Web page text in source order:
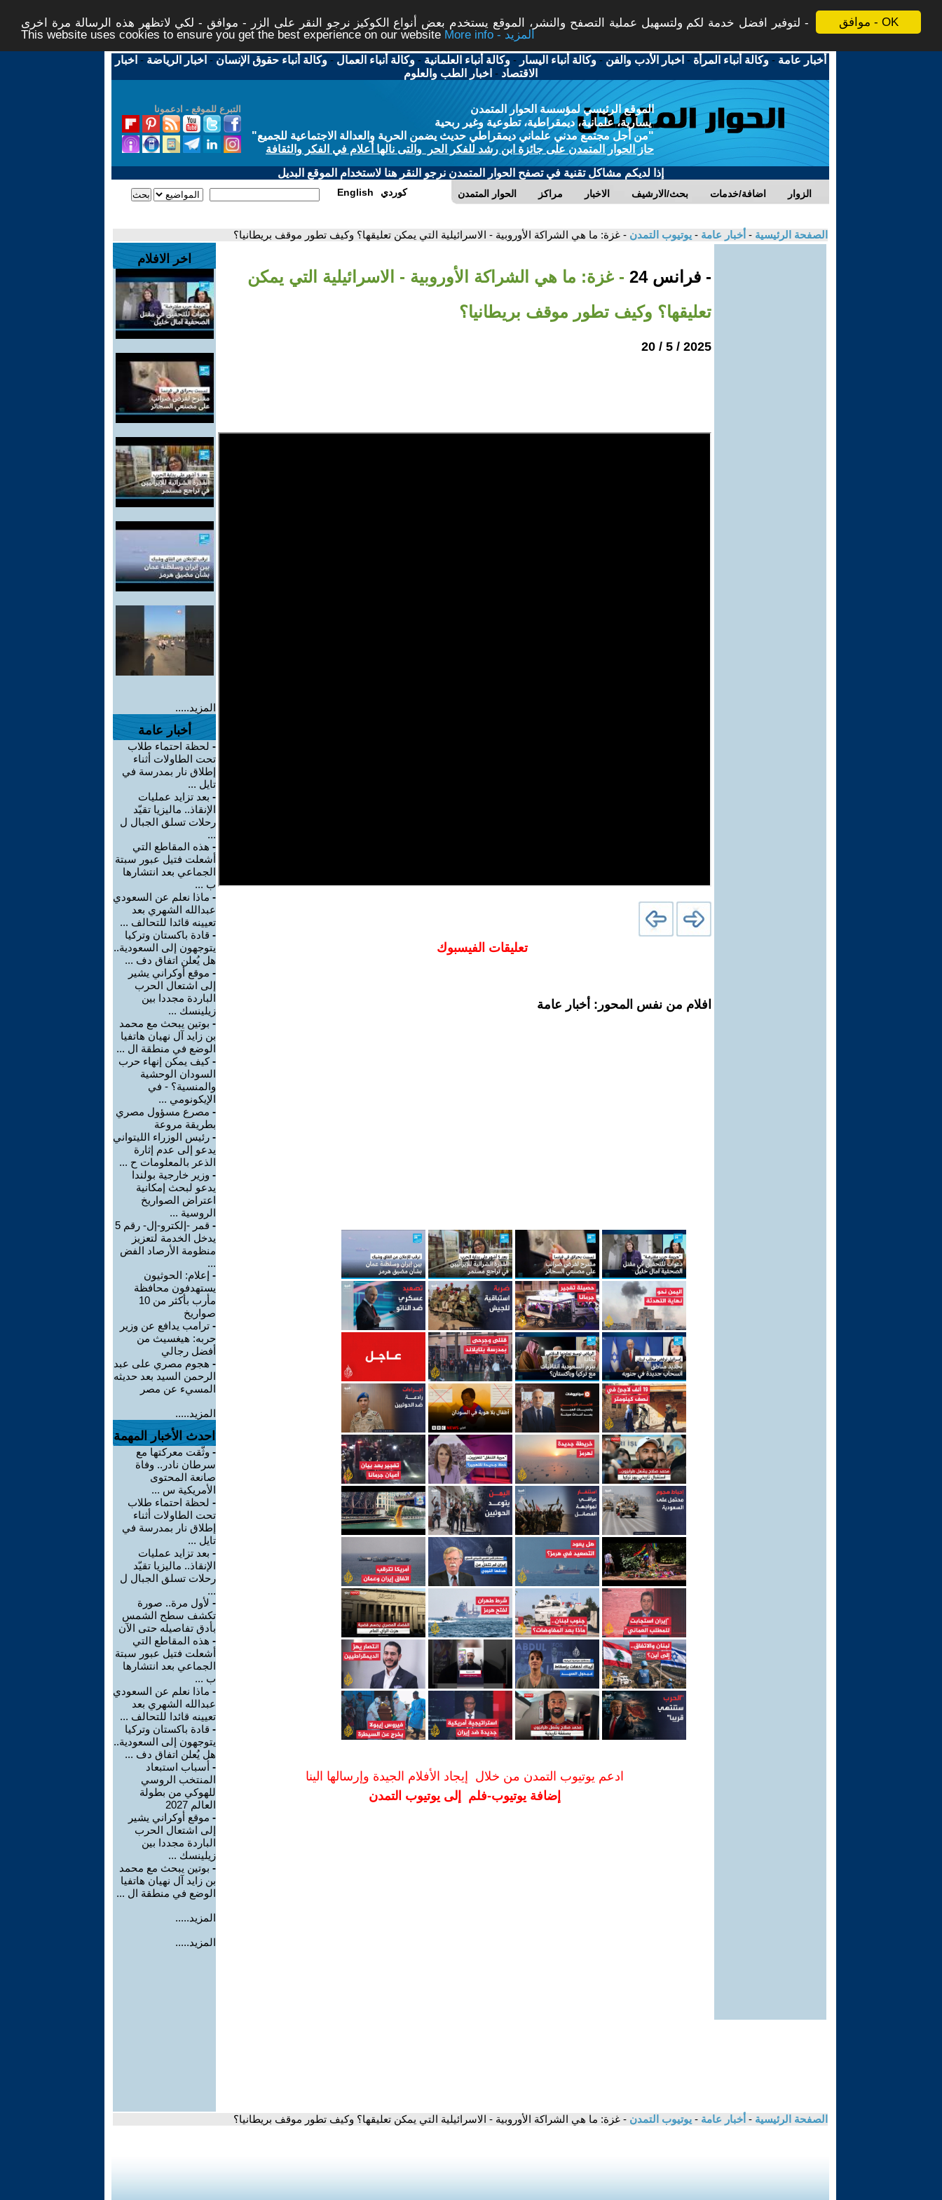
موافق - OK
لتوفير افضل خدمة لكم ولتسهيل عملية التصفح والنشر، الموقع يستخدم بعض أنواع الكوكيز نرجو النقر على الزر - موافق - لكي لاتظهر هذه الرسالة مرة اخرى -
This website uses cookies to ensure you get the best experience on our website
More info - المزيد
أخبار عامة -وكالة أنباء المرأة - اخبار الأدب والفن -وكالة أنباء اليسار -وكالة أنباء العلمانية -وكالة أنباء العمال -وكالة أنباء حقوق الإنسان - اخبار الرياضة - اخبار
الاقتصاد - اخبار الطب والعلوم
التبرع للموقع - ادعمونا
الموقع الرئيسي لمؤسسة الحوار المتمدن
يسارية، علمانية، ديمقراطية، تطوعية وغير ربحية
"من أجل مجتمع مدني علماني ديمقراطي حديث يضمن الحرية والعدالة الاجتماعية للجميع"
حاز الحوار المتمدن على جائزة ابن رشد للفكر الحر والتى نالها أعلام في الفكر والثقافة
إذا لديكم مشاكل تقنية في تصفح الحوار المتمدن نرجو النقر هنا لاستخدام الموقع البديل
الحوار المتمدن مراكز الاخبار بحث/الارشيف اضافة/خدمات الزوار English كوردي
الصفحة الرئيسية - أخبار عامة - يوتيوب التمدن - غزة: ما هي الشراكة الأوروبية - الاسرائيلية التي يمكن تعليقها؟ وكيف تطور موقف بريطانيا؟
- فرانس 24
- غزة: ما هي الشراكة الأوروبية - الاسرائيلية التي يمكن
تعليقها؟ وكيف تطور موقف بريطانيا؟
2025 / 5 / 20
تعليقات الفيسبوك
افلام من نفس المحور: أخبار عامة
ادعم يوتيوب التمدن من خلال إيجاد الأفلام الجيدة وإرسالها الينا
إضافة يوتيوب-فلم إلى يوتيوب التمدن
اخر الافلام
المزيد.....
أخبار عامة
- لحظة احتماء طلاب
تحت الطاولات أثناء
إطلاق نار بمدرسة في
تايل ...
- بعد تزايد عمليات
الإنقاذ.. ماليزيا تقيّد
رحلات تسلق الجبال ل
...
- هذه المقاطع التي
أشعلت فتيل عبور سبتة
الجماعي بعد انتشارها
ب ...
- ماذا نعلم عن السعودي
عبدالله الشهري بعد
تعيينه قائدا للتحالف ...
- قادة باكستان وتركيا
يتوجهون إلى السعودية..
هل يُعلن اتفاق دف ...
- موقع أوكراني يشير
إلى اشتعال الحرب
الباردة مجددا بين
زيلينسك ...
- بوتين يبحث مع محمد
بن زايد آل نهيان هاتفيا
الوضع في منطقة ال ...
-كيف يمكن إنهاء حرب
السودان الوحشية
والمنسية؟ - في
الإيكونومي ...
- مصرع مسؤول مصري
بطريقة مروعة
- رئيس الوزراء الليتواني
يدعو إلى عدم إثارة
الذعر بالمعلومات ح ...
- وزير خارجية بولندا
يدعو لبحث إمكانية
اعتراض الصواريخ
الروسية ...
-
قمر -إلكترو-إل- رقم 5
يدخل الخدمة لتعزيز
منظومة الأرصاد الفض
...
- إعلام: الحوثيون
يستهدفون محافظة
مأرب بأكثر من 10
صواريخ
- ترامب يدافع عن وزير
حربه: هيغسيث من
أفضل رجالي
- هجوم مصري على عبد
الرحمن السيد بعد حديثه
المسيء عن مصر
المزيد.....
احدث الأخبار المهمة
- وثّقت معركتها مع
سرطان نادر.. وفاة
صانعة المحتوى
الأمريكية س ...
- لحظة احتماء طلاب
تحت الطاولات أثناء
إطلاق نار بمدرسة في
تايل ...
- بعد تزايد عمليات
الإنقاذ.. ماليزيا تقيّد
رحلات تسلق الجبال ل
...
- لأول مرة.. صورة
تكشف سطح الشمس
بأدق تفاصيله حتى الآن
- هذه المقاطع التي
أشعلت فتيل عبور سبتة
الجماعي بعد انتشارها
ب ...
- ماذا نعلم عن السعودي
عبدالله الشهري بعد
تعيينه قائدا للتحالف ...
- قادة باكستان وتركيا
يتوجهون إلى السعودية..
هل يُعلن اتفاق دف ...
- أسباب استبعاد
المنتخب الروسي
للهوكي من بطولة
العالم 2027
- موقع أوكراني يشير
إلى اشتعال الحرب
الباردة مجددا بين
زيلينسك ...
- بوتين يبحث مع محمد
بن زايد آل نهيان هاتفيا
الوضع في منطقة ال ...
المزيد.....
المزيد.....
الصفحة الرئيسية - أخبار عامة - يوتيوب التمدن - غزة: ما هي الشراكة الأوروبية - الاسرائيلية التي يمكن تعليقها؟ وكيف تطور موقف بريطانيا؟